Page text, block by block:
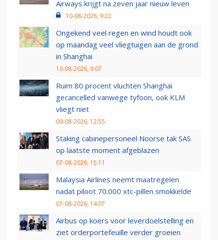
Airways krijgt na zeven jaar nieuw leven
10-08-2026, 9:22
Ongekend veel regen en wind houdt ook
op maandag veel vliegtuigen aan de grond
in Shanghai
10-08-2026, 9:07
Ruim 80 procent vluchten Shanghai
gecancelled vanwege tyfoon, ook KLM
vliegt niet
09-08-2026, 12:55
Staking cabinepersoneel Noorse tak SAS
op laatste moment afgeblazen
07-08-2026, 15:11
Malaysia Airlines neemt maatregelen
nadat piloot 70.000 xtc-pillen smokkelde
07-08-2026, 14:07
Airbus op koers voor leverdoelstelling en
ziet orderportefeuille verder groeien